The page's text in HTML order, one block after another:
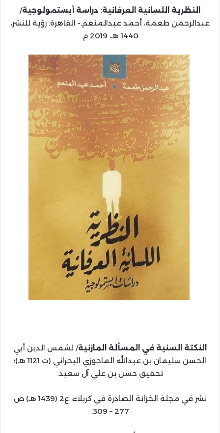
النظرية اللسانية العرفانية: دراسة أبستمولوجية/
عبدالرحمن طعمة، أحمد عبدالمنعم.- القاهرة: رؤية للنشر،
1440 هـ، 2019 م.
النكتة السنية في المسألة المازنية/ لشمس الدين أبي
الحسن سليمان بن عبدالله الماحوزي البحراني (ت 1121 هـ)؛
تحقيق حسن بن علي آل سعيد.
نشر في مجلة الخزانة الصادرة في كربلاء، ع2 (1439 هـ) ص
277 – 309.